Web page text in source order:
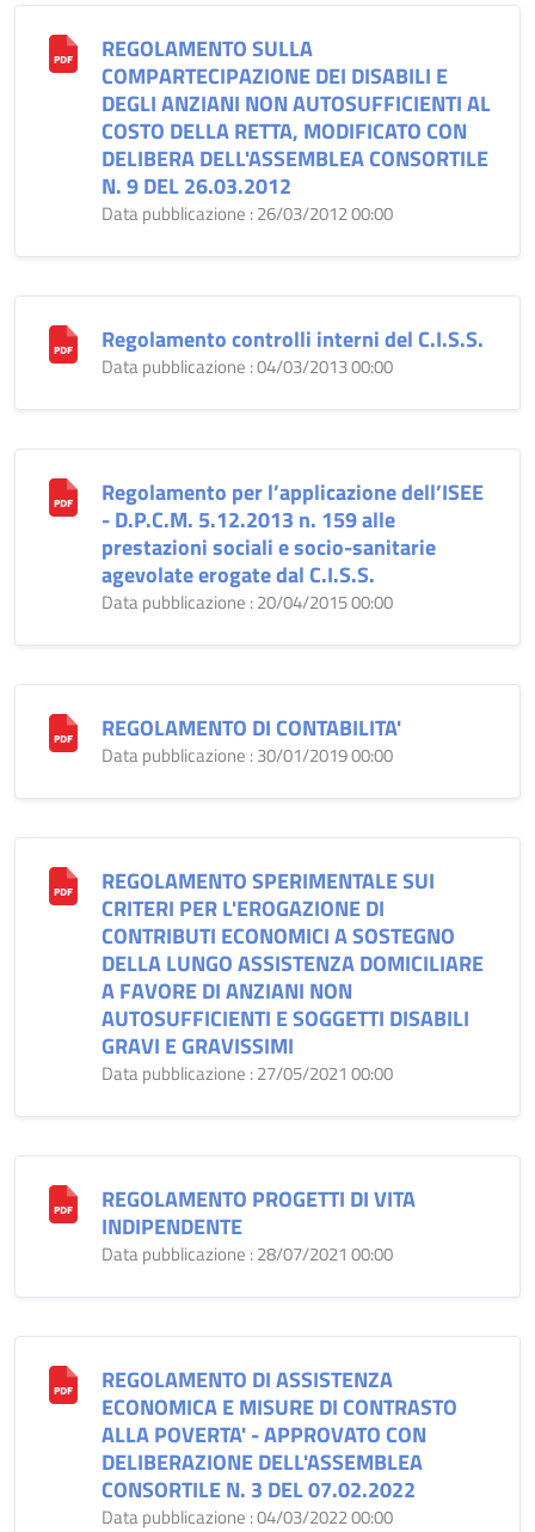
REGOLAMENTO SULLA
COMPARTECIPAZIONE DEI DISABILI E
DEGLI ANZIANI NON AUTOSUFFICIENTI AL
COSTO DELLA RETTA, MODIFICATO CON
DELIBERA DELL'ASSEMBLEA CONSORTILE
N. 9 DEL 26.03.2012
Data pubblicazione : 26/03/2012 00:00
Regolamento controlli interni del C.I.S.S.
Data pubblicazione : 04/03/2013 00:00
Regolamento per l’applicazione dell’ISEE
- D.P.C.M. 5.12.2013 n. 159 alle
prestazioni sociali e socio-sanitarie
agevolate erogate dal C.I.S.S.
Data pubblicazione : 20/04/2015 00:00
REGOLAMENTO DI CONTABILITA'
Data pubblicazione : 30/01/2019 00:00
REGOLAMENTO SPERIMENTALE SUI
CRITERI PER L'EROGAZIONE DI
CONTRIBUTI ECONOMICI A SOSTEGNO
DELLA LUNGO ASSISTENZA DOMICILIARE
A FAVORE DI ANZIANI NON
AUTOSUFFICIENTI E SOGGETTI DISABILI
GRAVI E GRAVISSIMI
Data pubblicazione : 27/05/2021 00:00
REGOLAMENTO PROGETTI DI VITA
INDIPENDENTE
Data pubblicazione : 28/07/2021 00:00
REGOLAMENTO DI ASSISTENZA
ECONOMICA E MISURE DI CONTRASTO
ALLA POVERTA' - APPROVATO CON
DELIBERAZIONE DELL'ASSEMBLEA
CONSORTILE N. 3 DEL 07.02.2022
Data pubblicazione : 04/03/2022 00:00